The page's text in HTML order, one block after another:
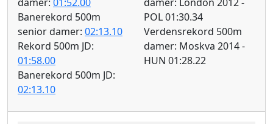
Banerekord 500m
senior damer: 02:13.10
Rekord 500m JD:
01:58.00
Banerekord 500m JD:
02:13.10
POL 01:30.34
Verdensrekord 500m
damer: Moskva 2014 -
HUN 01:28.22